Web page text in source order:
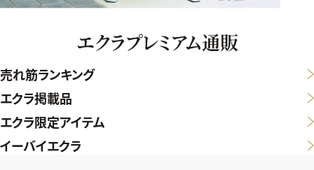
エクラプレミアム通販
売れ筋ランキング
エクラ掲載品
エクラ限定アイテム
イーバイエクラ